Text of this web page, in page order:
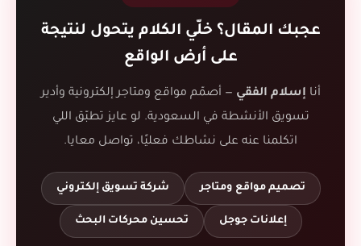
عجبك المقال؟ خلّي الكلام يتحول لنتيجة
على أرض الواقع
أنا إسلام الفقي — أصمّم مواقع ومتاجر إلكترونية وأدير
تسويق الأنشطة في السعودية. لو عايز تطبّق اللي
اتكلمنا عنه على نشاطك فعليًا، تواصل معايا.
تصميم مواقع ومتاجر شركة تسويق إلكتروني
إعلانات جوجل تحسين محركات البحث